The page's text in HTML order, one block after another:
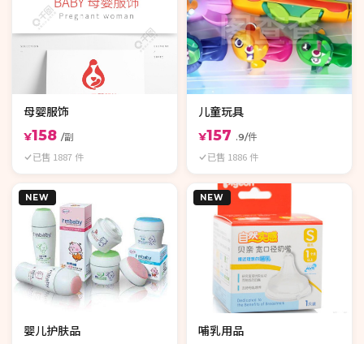
母婴服饰
¥158 /副
已售 1887 件
儿童玩具
¥157 .9/件
已售 1886 件
NEW
婴儿护肤品
NEW
哺乳用品